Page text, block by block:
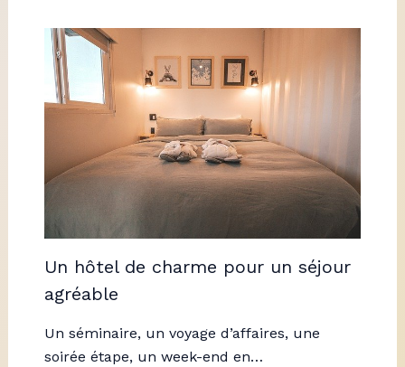
Un hôtel de charme pour un séjour
agréable
Un séminaire, un voyage d’affaires, une
soirée étape, un week-end en…